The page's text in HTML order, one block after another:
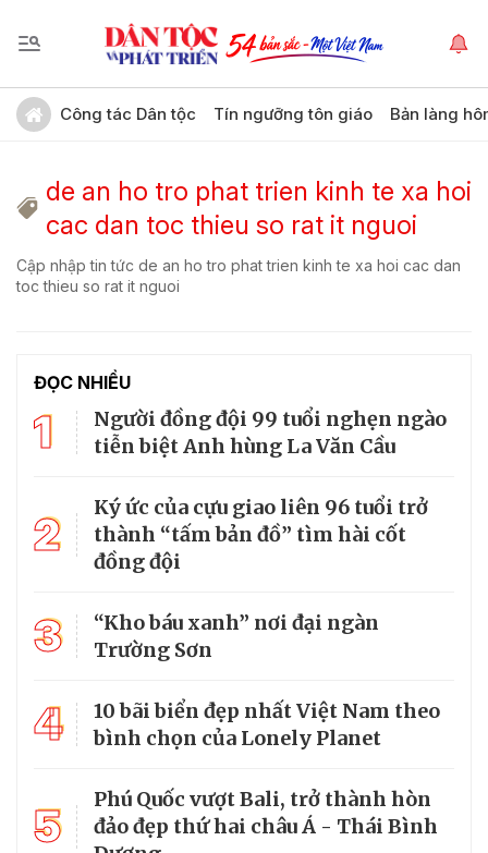
Công tác Dân tộc Tín ngưỡng tôn giáo Bản làng
de an ho tro phat trien kinh te xa hoi
cac dan toc thieu so rat it nguoi
Cập nhập tin tức de an ho tro phat trien kinh te xa hoi cac dan
toc thieu so rat it nguoi
ĐỌC NHIỀU
1
Người đồng đội 99 tuổi nghẹn ngào
tiễn biệt Anh hùng La Văn Cầu
2
Ký ức của cựu giao liên 96 tuổi trở
thành “tấm bản đồ” tìm hài cốt
đồng đội
3
“Kho báu xanh” nơi đại ngàn
Trường Sơn
4
10 bãi biển đẹp nhất Việt Nam theo
bình chọn của Lonely Planet
5
Phú Quốc vượt Bali, trở thành hòn
đảo đẹp thứ hai châu Á - Thái Bình